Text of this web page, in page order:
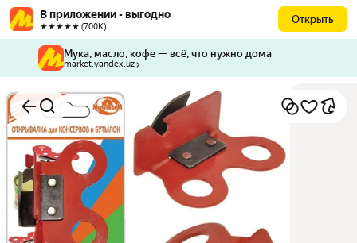
В приложении - выгодно
★★★★★ (700К)
Открыть
Мука, масло, кофе — всё, что нужно дома
market.yandex.uz